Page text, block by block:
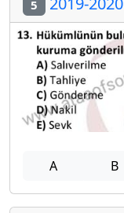
5
A B